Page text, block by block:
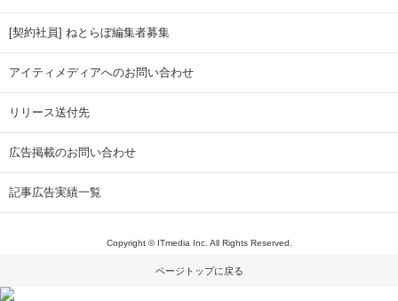
[契約社員] ねとらぼ編集者募集
アイティメディアへのお問い合わせ
リリース送付先
広告掲載のお問い合わせ
記事広告実績一覧
Copyright © ITmedia Inc. All Rights Reserved.
ページトップに戻る